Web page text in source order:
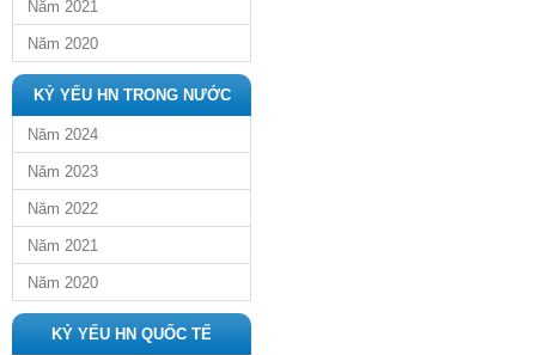
Năm 2021
Năm 2020
KỶ YẾU HN TRONG NƯỚC
Năm 2024
Năm 2023
Năm 2022
Năm 2021
Năm 2020
KỶ YẾU HN QUỐC TẾ